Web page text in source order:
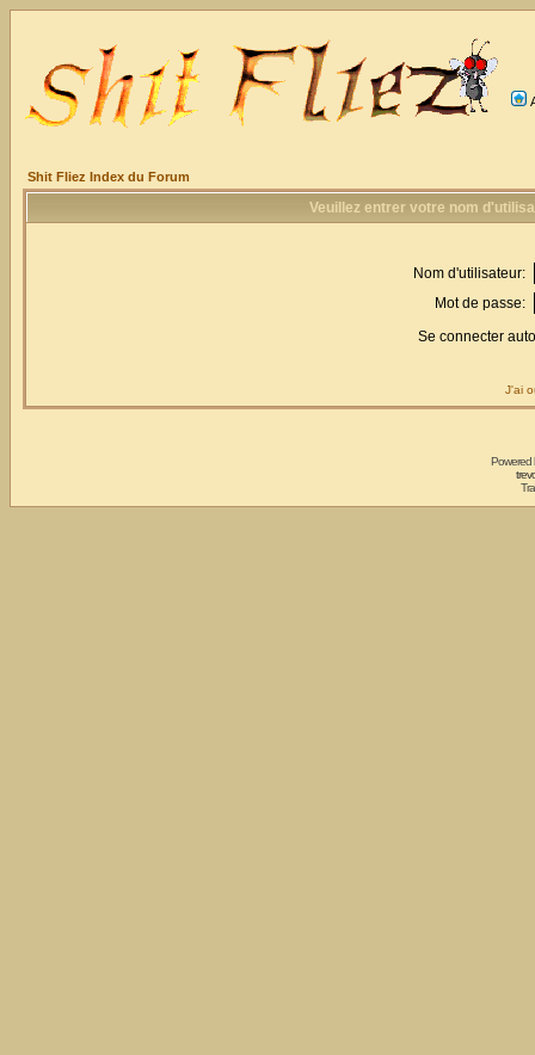
Shit Fliez Index du Forum
Veuillez entrer votre nom
Nom d'utilisateur:
Mot de passe:
Se connecter
J'ai
Powered